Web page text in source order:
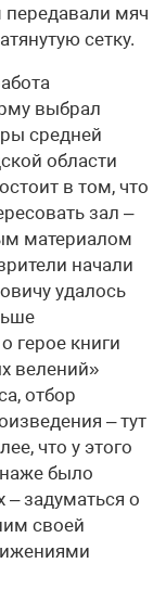
передавали мяч
сетку.
выбрал
средней
области
в том, что
зал –
материалом
начали
удалось
герое книги
велений»
отбор
– тут
что у этого
было
– задуматься о
своей